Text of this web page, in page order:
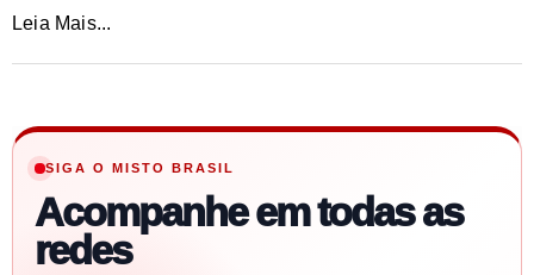
Leia Mais...
SIGA O MISTO BRASIL
Acompanhe em todas as
redes